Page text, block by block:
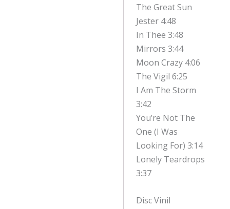
The Great Sun
Jester 4:48
In Thee 3:48
Mirrors 3:44
Moon Crazy 4:06
The Vigil 6:25
I Am The Storm
3:42
You’re Not The
One (I Was
Looking For) 3:14
Lonely Teardrops
3:37
Disc Vinil